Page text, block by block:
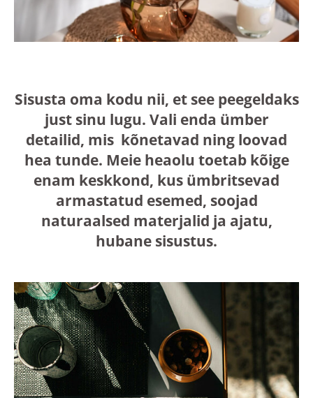
Sisusta oma kodu nii, et see peegeldaks
just sinu lugu. Vali enda ümber
detailid, mis kõnetavad ning loovad
hea tunde. Meie heaolu toetab kõige
enam keskkond, kus ümbritsevad
armastatud esemed, soojad
naturaalsed materjalid ja ajatu,
hubane sisustus.